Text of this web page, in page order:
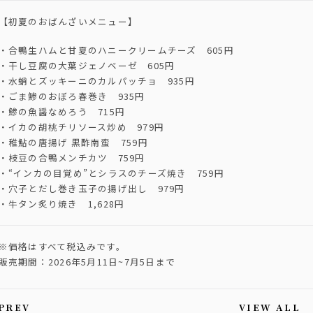
初夏のおばんざいメニュー】
合鴨生ハムと甘夏のハニークリームチーズ 605円
干し豆腐の大葉ジェノベーゼ 605円
水蛸とズッキーニのカルパッチョ 935円
ごま鯵のおぼろ春巻き 935円
鯵の魚醤なめろう 715円
イカの胡桃チリソース炒め 979円
稚鮎の唐揚げ 黒酢南蛮 759円
枝豆の合鴨メンチカツ 759円
“インカの目覚め”とシラスのチーズ焼き 759円
穴子とだし巻き玉子の揚げ出し 979円
牛タン炙り焼き 1,628円
価格はすべて税込みです。
売期間：2026年5月11日~7月5日まで
VIEW ALL